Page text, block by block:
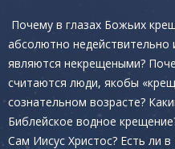
Почему в глазах Божьих
абсолютно недействительно
являются некрещеными?
считаются люди, якобы
сознательном возрасте?
Библейское водное
Сам Иисус Христос? Есть ли